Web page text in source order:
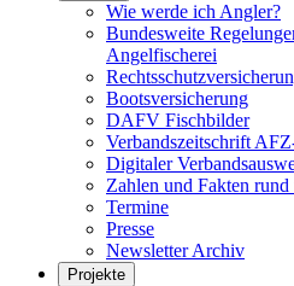
Wie werde ich Angler?
Bundesweite
Angelfischerei
Bootsversicherung
DAFV Fischbilder
Verbandszeitschrift
Digitaler
Zahlen und Fakten
Termine
Presse
Newsletter Archiv
Projekte